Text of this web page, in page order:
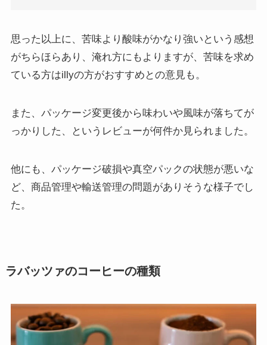
思った以上に、苦味より酸味がかなり強いという感想
がちらほらあり、淹れ方にもよりますが、苦味を求め
ている方はillyの方がおすすめとの意見も。
また、パッケージ変更後から味わいや風味が落ちてが
っかりした、というレビューが何件か見られました。
他にも、パッケージ破損や真空パックの状態が悪いな
ど、商品管理や輸送管理の問題がありそうな様子でし
た。
ラバッツァのコーヒーの種類